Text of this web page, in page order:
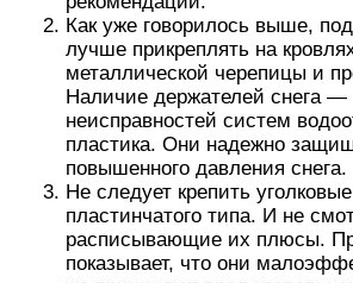
Как уже говорилось выше,
лучше прикреплять на
металлической черепицы и
Наличие держателей снега —
неисправностей систем
пластика. Они надежно
повышенного давления снега.
Не следует крепить
пластинчатого типа. И не
расписывающие их плюсы.
показывает, что они